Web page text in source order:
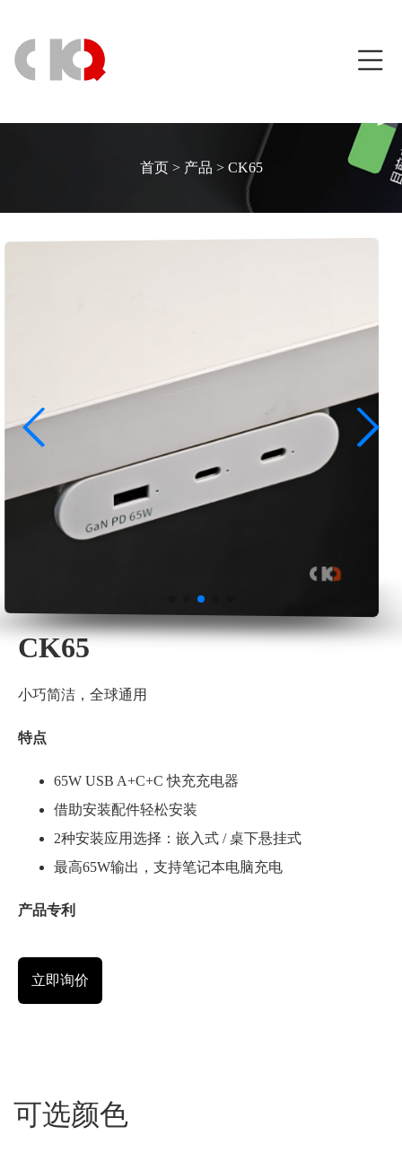
首页> 产品 > CK65
CK65
小巧简洁，全球通用
特点
65W USB A+C+C 快充充电器
借助安装配件轻松安装
2种安装应用选择：嵌入式 / 桌下悬挂式
最高65W输出，支持笔记本电脑充电
产品专利
立即询价
可选颜色